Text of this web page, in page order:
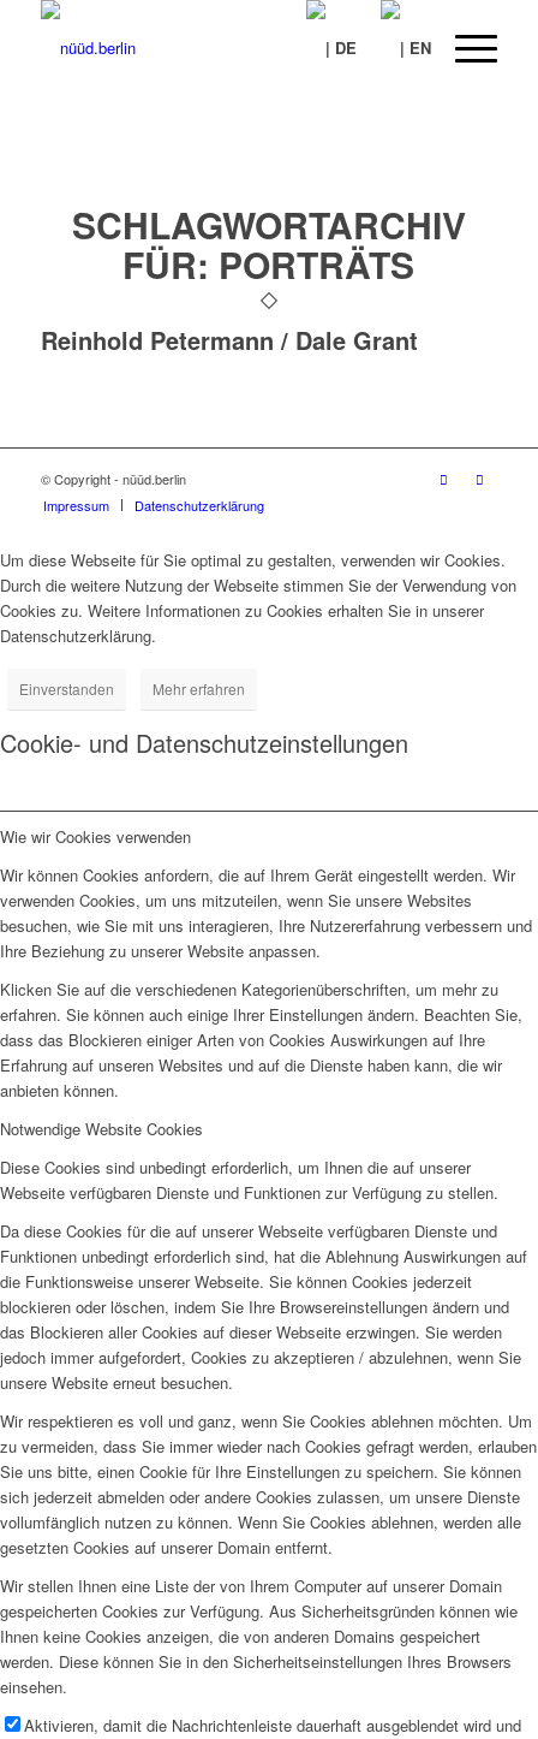
SCHLAGWORTARCHIV
FÜR: PORTRÄTS
Reinhold Petermann / Dale Grant
© Copyright - nüüd.berlin
Impressum
Datenschutzerklärung
Um diese Webseite für Sie optimal zu gestalten, verwenden wir Cookies.
Durch die weitere Nutzung der Webseite stimmen Sie der Verwendung von
Cookies zu. Weitere Informationen zu Cookies erhalten Sie in unserer
Datenschutzerklärung.
Einverstanden Mehr erfahren
Cookie- und Datenschutzeinstellungen
Wie wir Cookies verwenden
Wir können Cookies anfordern, die auf Ihrem Gerät eingestellt werden. Wir
verwenden Cookies, um uns mitzuteilen, wenn Sie unsere Websites
besuchen, wie Sie mit uns interagieren, Ihre Nutzererfahrung verbessern und
Ihre Beziehung zu unserer Website anpassen.
Klicken Sie auf die verschiedenen Kategorienüberschriften, um mehr zu
erfahren. Sie können auch einige Ihrer Einstellungen ändern. Beachten Sie,
dass das Blockieren einiger Arten von Cookies Auswirkungen auf Ihre
Erfahrung auf unseren Websites und auf die Dienste haben kann, die wir
anbieten können.
Notwendige Website Cookies
Diese Cookies sind unbedingt erforderlich, um Ihnen die auf unserer
Webseite verfügbaren Dienste und Funktionen zur Verfügung zu stellen.
Da diese Cookies für die auf unserer Webseite verfügbaren Dienste und
Funktionen unbedingt erforderlich sind, hat die Ablehnung Auswirkungen auf
die Funktionsweise unserer Webseite. Sie können Cookies jederzeit
blockieren oder löschen, indem Sie Ihre Browsereinstellungen ändern und
das Blockieren aller Cookies auf dieser Webseite erzwingen. Sie werden
jedoch immer aufgefordert, Cookies zu akzeptieren / abzulehnen, wenn Sie
unsere Website erneut besuchen.
Wir respektieren es voll und ganz, wenn Sie Cookies ablehnen möchten. Um
zu vermeiden, dass Sie immer wieder nach Cookies gefragt werden, erlauben
Sie uns bitte, einen Cookie für Ihre Einstellungen zu speichern. Sie können
sich jederzeit abmelden oder andere Cookies zulassen, um unsere Dienste
vollumfänglich nutzen zu können. Wenn Sie Cookies ablehnen, werden alle
gesetzten Cookies auf unserer Domain entfernt.
Wir stellen Ihnen eine Liste der von Ihrem Computer auf unserer Domain
gespeicherten Cookies zur Verfügung. Aus Sicherheitsgründen können wie
Ihnen keine Cookies anzeigen, die von anderen Domains gespeichert
werden. Diese können Sie in den Sicherheitseinstellungen Ihres Browsers
einsehen.
Aktivieren, damit die Nachrichtenleiste dauerhaft ausgeblendet wird und